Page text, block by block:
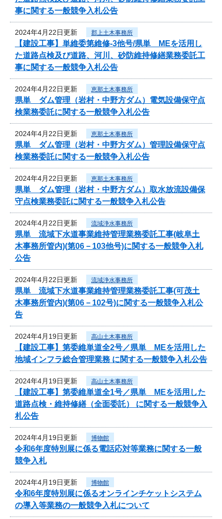
事に関する一般競争入札公告
2024年4月22日更新 郡上土木事務所
【建設工事】単維委第維修‐3他号/県単 MEを活用し
た道路点検及び道路、河川、砂防維持修繕業務委託工
事に関する一般競争入札公告
2024年4月22日更新 恵那土木事務所
県単 ダム管理（岩村・中野方ダム）電気設備保守点
検業務委託に関する一般競争入札公告
2024年4月22日更新 恵那土木事務所
県単 ダム管理（岩村・中野方ダム）管理設備保守点
検業務委託に関する一般競争入札公告
2024年4月22日更新 恵那土木事務所
県単 ダム管理（岩村・中野方ダム）取水放流設備保
守点検業務委託に関する一般競争入札公告
2024年4月22日更新 流域浄水事務所
県単 流域下水道事業維持管理業務委託工事(岐阜土
木事務所管内)(第06－103他号)に関する一般競争入札
公告
2024年4月22日更新 流域浄水事務所
県単 流域下水道事業維持管理業務委託工事(可茂土
木事務所管内)(第06－102号)に関する一般競争入札公
告
2024年4月19日更新 高山土木事務所
【建設工事】第委維単道全2号／県単 MEを活用した
地域インフラ総合管理業務 に関する一般競争入札公告
2024年4月19日更新 高山土木事務所
【建設工事】第委維単道全1号／県単 MEを活用した
道路点検・維持修繕（全面委託） に関する一般競争入
札公告
2024年4月19日更新 博物館
令和6年度特別展に係る電話応対等業務に関する一般
競争入札
2024年4月19日更新 博物館
令和6年度特別展に係るオンラインチケットシステム
の導入等業務の一般競争入札について